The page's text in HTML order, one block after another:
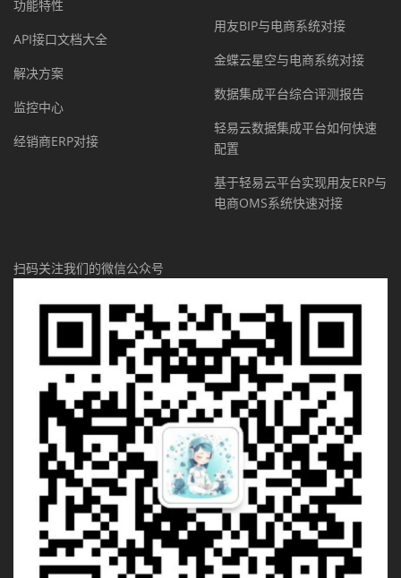
功能特性
API接口文档大全
解决方案
监控中心
经销商ERP对接
用友BIP与电商系统对接
金蝶云星空与电商系统对接
数据集成平台综合评测报告
轻易云数据集成平台如何快速
配置
基于轻易云平台实现用友ERP与
电商OMS系统快速对接
扫码关注我们的微信公众号